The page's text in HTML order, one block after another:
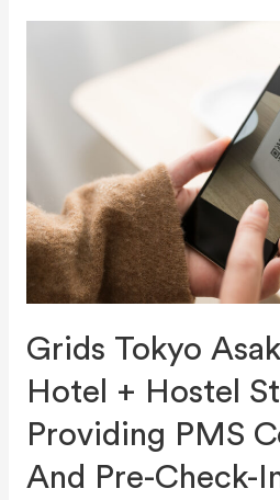
Grids Tokyo
Hotel + Hostel
Providing PMS
And Pre-Check-